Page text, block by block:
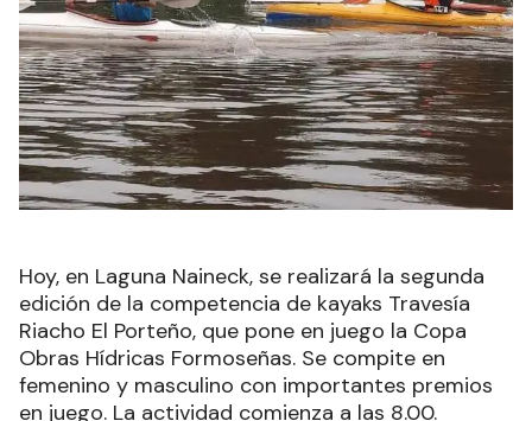
Hoy, en Laguna Naineck, se realizará la segunda
edición de la competencia de kayaks Travesía
Riacho El Porteño, que pone en juego la Copa
Obras Hídricas Formoseñas. Se compite en
femenino y masculino con importantes premios
en juego. La actividad comienza a las 8.00.